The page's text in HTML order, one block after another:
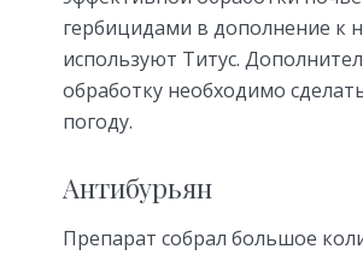
гербицидами в дополнение к
используют Титус.
обработку необходимо
погоду.
Антибурьян
Препарат собрал большое